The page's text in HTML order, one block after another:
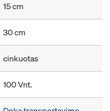
15 cm
30 cm
cinkuotas
100 Vnt.